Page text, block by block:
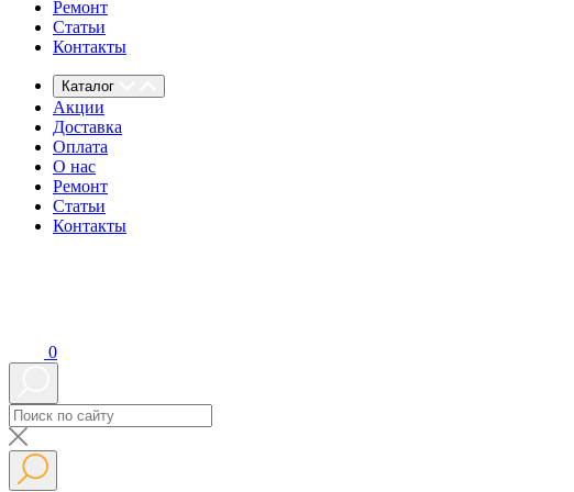
Ремонт
Статьи
Контакты
Каталог
Акции
Доставка
Оплата
О нас
Ремонт
Статьи
Контакты
0